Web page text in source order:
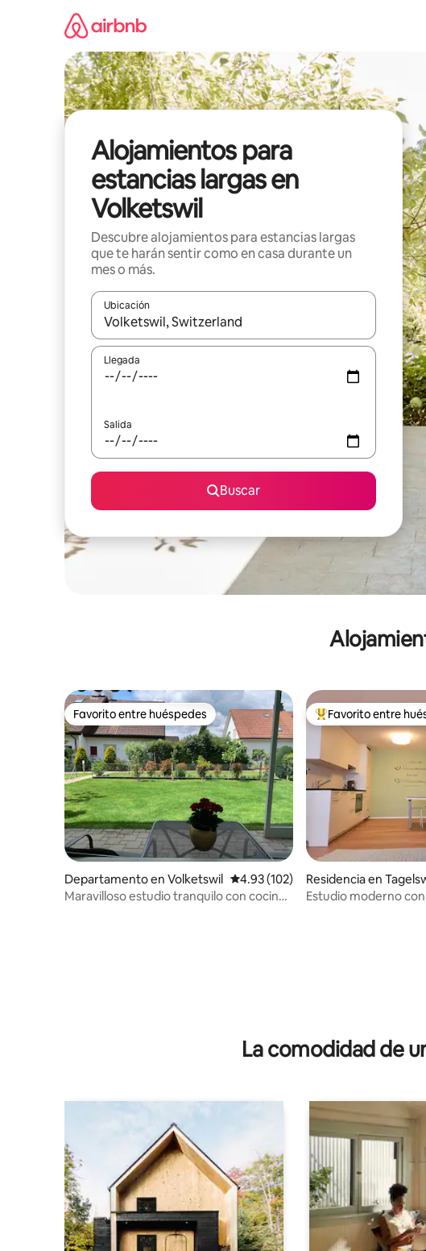
Alojamientos para
estancias largas en
Volketswil
Descubre alojamientos para estancias largas
que te harán sentir como en casa durante un
mes o más.
Ubicación
Cuando los resultados estén disponibles, podrás navegar
Llegada
Salida
Buscar
Favorito entre huéspedes
Favorito entre huéspedes
Departamento en Volketswil Calificación promedio: 4.93 de 5;
4.93 (102)
Maravilloso estudio tranquilo con cocina
De los mejores en
Favorito entre
Residencia en
Estudio moderno
La comodidad de